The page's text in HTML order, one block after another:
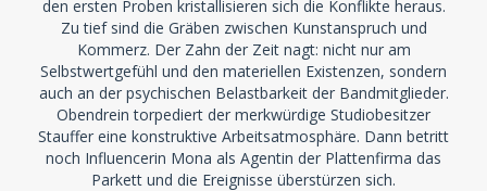
den ersten Proben kristallisieren sich die Konflikte heraus.
Zu tief sind die Gräben zwischen Kunstanspruch und
Kommerz. Der Zahn der Zeit nagt: nicht nur am
Selbstwertgefühl und den materiellen Existenzen, sondern
auch an der psychischen Belastbarkeit der Bandmitglieder.
Obendrein torpediert der merkwürdige Studiobesitzer
Stauffer eine konstruktive Arbeitsatmosphäre. Dann betritt
noch Influencerin Mona als Agentin der Plattenfirma das
Parkett und die Ereignisse überstürzen sich.